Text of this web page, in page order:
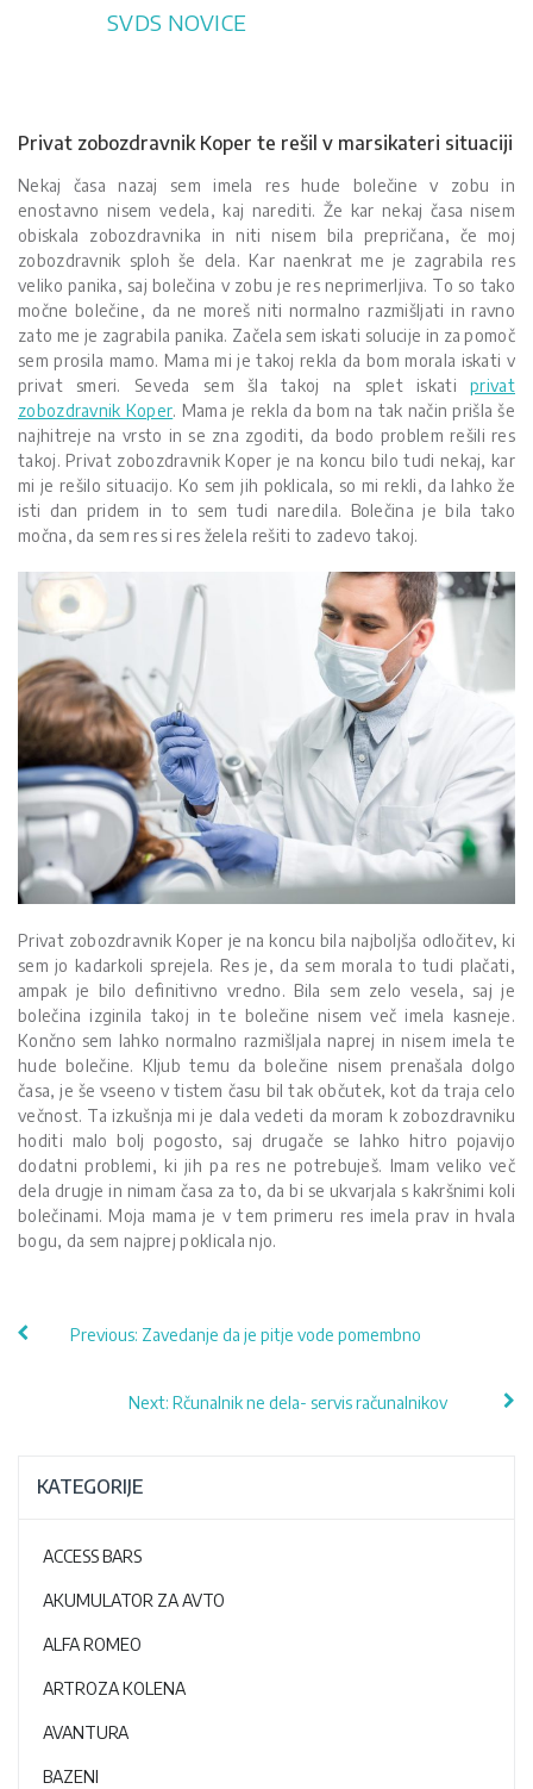
SVDS NOVICE
Privat zobozdravnik Koper te rešil v marsikateri situaciji
Nekaj časa nazaj sem imela res hude bolečine v zobu in
enostavno nisem vedela, kaj narediti. Že kar nekaj časa nisem
obiskala zobozdravnika in niti nisem bila prepričana, če moj
zobozdravnik sploh še dela. Kar naenkrat me je zagrabila res
veliko panika, saj bolečina v zobu je res neprimerljiva. To so tako
močne bolečine, da ne moreš niti normalno razmišljati in ravno
zato me je zagrabila panika. Začela sem iskati solucije in za pomoč
sem prosila mamo. Mama mi je takoj rekla da bom morala iskati v
privat smeri. Seveda sem šla takoj na splet iskatiprivat
zobozdravnik Koper. Mama je rekla da bom na tak način prišla še
najhitreje na vrsto in se zna zgoditi, da bodo problem rešili res
takoj. Privat zobozdravnik Koper je na koncu bilo tudi nekaj, kar
mi je rešilo situacijo. Ko sem jih poklicala, so mi rekli, da lahko že
isti dan pridem in to sem tudi naredila. Bolečina je bila tako
močna, da sem res si res želela rešiti to zadevo takoj.
Privat zobozdravnik Koper je na koncu bila najboljša odločitev, ki
sem jo kadarkoli sprejela. Res je, da sem morala to tudi plačati,
ampak je bilo definitivno vredno. Bila sem zelo vesela, saj je
bolečina izginila takoj in te bolečine nisem več imela kasneje.
Končno sem lahko normalno razmišljala naprej in nisem imela te
hude bolečine. Kljub temu da bolečine nisem prenašala dolgo
časa, je še vseeno v tistem času bil tak občutek, kot da traja celo
večnost. Ta izkušnja mi je dala vedeti da moram k zobozdravniku
hoditi malo bolj pogosto, saj drugače se lahko hitro pojavijo
dodatni problemi, ki jih pa res ne potrebuješ. Imam veliko več
dela drugje in nimam časa za to, da bi se ukvarjala s kakršnimi koli
bolečinami. Moja mama je v tem primeru res imela prav in hvala
bogu, da sem najprej poklicala njo.
Navigacija
Previous: Zavedanje da je pitje vode pomembno
Next: Rčunalnik ne dela- servis računalnikov
KATEGORIJE
ACCESS BARS
AKUMULATOR ZA AVTO
ALFA ROMEO
ARTROZA KOLENA
AVANTURA
BAZENI